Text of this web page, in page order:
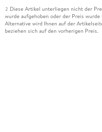
2 Diese Artikel unterliegen nicht der
wurde aufgehoben oder der Preis
Alternative wird Ihnen auf der
beziehen sich auf den vorherigen Preis.